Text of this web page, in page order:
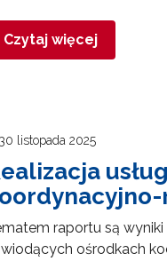
Czytaj więcej
listopada 2025
raportu są
ośrodkach